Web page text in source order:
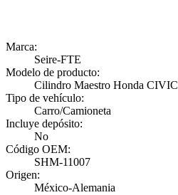
Marca:
Seire-FTE
Modelo de producto:
Cilindro Maestro Honda CIVIC
Tipo de vehículo:
Carro/Camioneta
Incluye depósito:
No
Código OEM:
SHM-11007
Origen:
México-Alemania